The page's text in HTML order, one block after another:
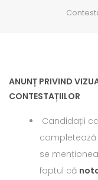
ANUNȚ PRIVIND
CONTESTAȚIILOR
Candidații
se
faptul că